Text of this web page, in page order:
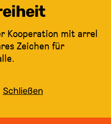
Kooperation mit arrel
Zeichen für
Schließen